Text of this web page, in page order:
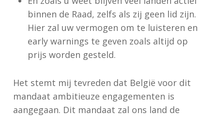
binnen de Raad, zelfs als zij geen lid zijn.
Hier zal uw vermogen om te luisteren en
early warnings te geven zoals altijd op
prijs worden gesteld.
Het stemt mij tevreden dat België voor dit
mandaat ambitieuze engagementen is
aangegaan. Dit mandaat zal ons land de